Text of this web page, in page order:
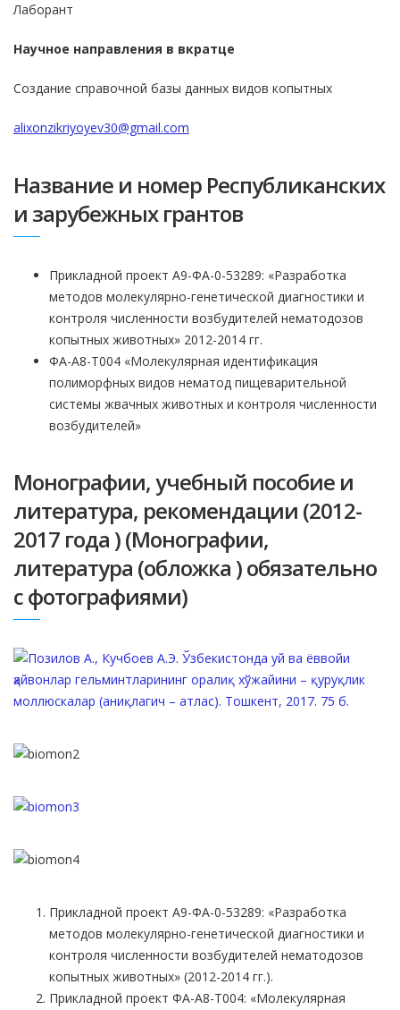
Лаборант
Научное направления в вкратце
Создание справочной базы данных видов копытных
alixonzikriyoyev30@gmail.com
Название и номер Республиканских
и зарубежных грантов
Прикладной проект А9-ФА-0-53289: «Разработка
методов молекулярно-генетической диагностики и
контроля численности возбудителей нематодозов
копытных животных» 2012-2014 гг.
ФА-А8-Т004 «Молекулярная идентификация
полиморфных видов нематод пищеварительной
системы жвачных животных и контроля численности
возбудителей»
Монографии, учебный пособие и
литература, рекомендации (2012-
2017 года ) (Монографии,
литература (обложка ) обязательно
с фотографиями)
Прикладной проект А9-ФА-0-53289: «Разработка
методов молекулярно-генетической диагностики и
контроля численности возбудителей нематодозов
копытных животных» (2012-2014 гг.).
Прикладной проект ФА-А8-Т004: «Молекулярная